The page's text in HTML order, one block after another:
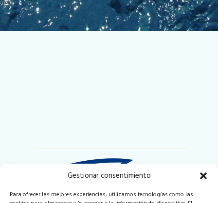
Gestionar consentimiento
Para ofrecer las mejores experiencias, utilizamos tecnologías como las